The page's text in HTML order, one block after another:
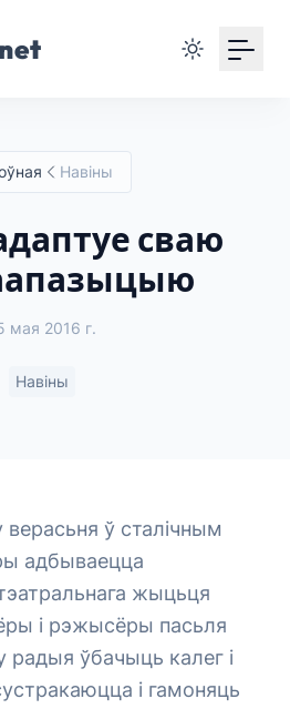
Навіны
сваю
мая 2016 г.
Навіны
ў сталічным
адбываецца
жыцьця
і рэжысёры пасьля
радыя ўбачыць калег і
і гамоняць